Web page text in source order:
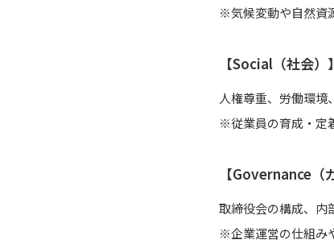
※気候変動や自然資
【Social（社会）】
人権尊重、労働環境
※従業員の育成・定
【Governance（
取締役会の構成、内
※企業運営の仕組み